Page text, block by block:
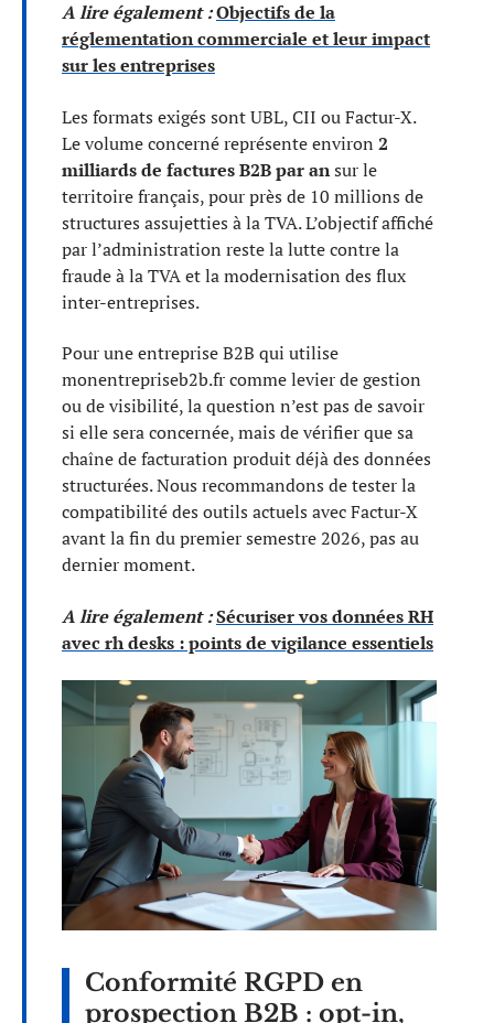
A lire également :Objectifs de la
réglementation commerciale et leur impact
sur les entreprises
Les formats exigés sont UBL, CII ou Factur-X.
Le volume concerné représente environ 2
milliards de factures B2B par ansur le
territoire français, pour près de 10 millions de
structures assujetties à la TVA. L’objectif affiché
par l’administration reste la lutte contre la
fraude à la TVA et la modernisation des flux
inter-entreprises.
Pour une entreprise B2B qui utilise
monentrepriseb2b.fr comme levier de gestion
ou de visibilité, la question n’est pas de savoir
si elle sera concernée, mais de vérifier que sa
chaîne de facturation produit déjà des données
structurées. Nous recommandons de tester la
compatibilité des outils actuels avec Factur-X
avant la fin du premier semestre 2026, pas au
dernier moment.
A lire également :Sécuriser vos données RH
avec rh desks : points de vigilance essentiels
Conformité RGPD en
prospection B2B : opt-in,